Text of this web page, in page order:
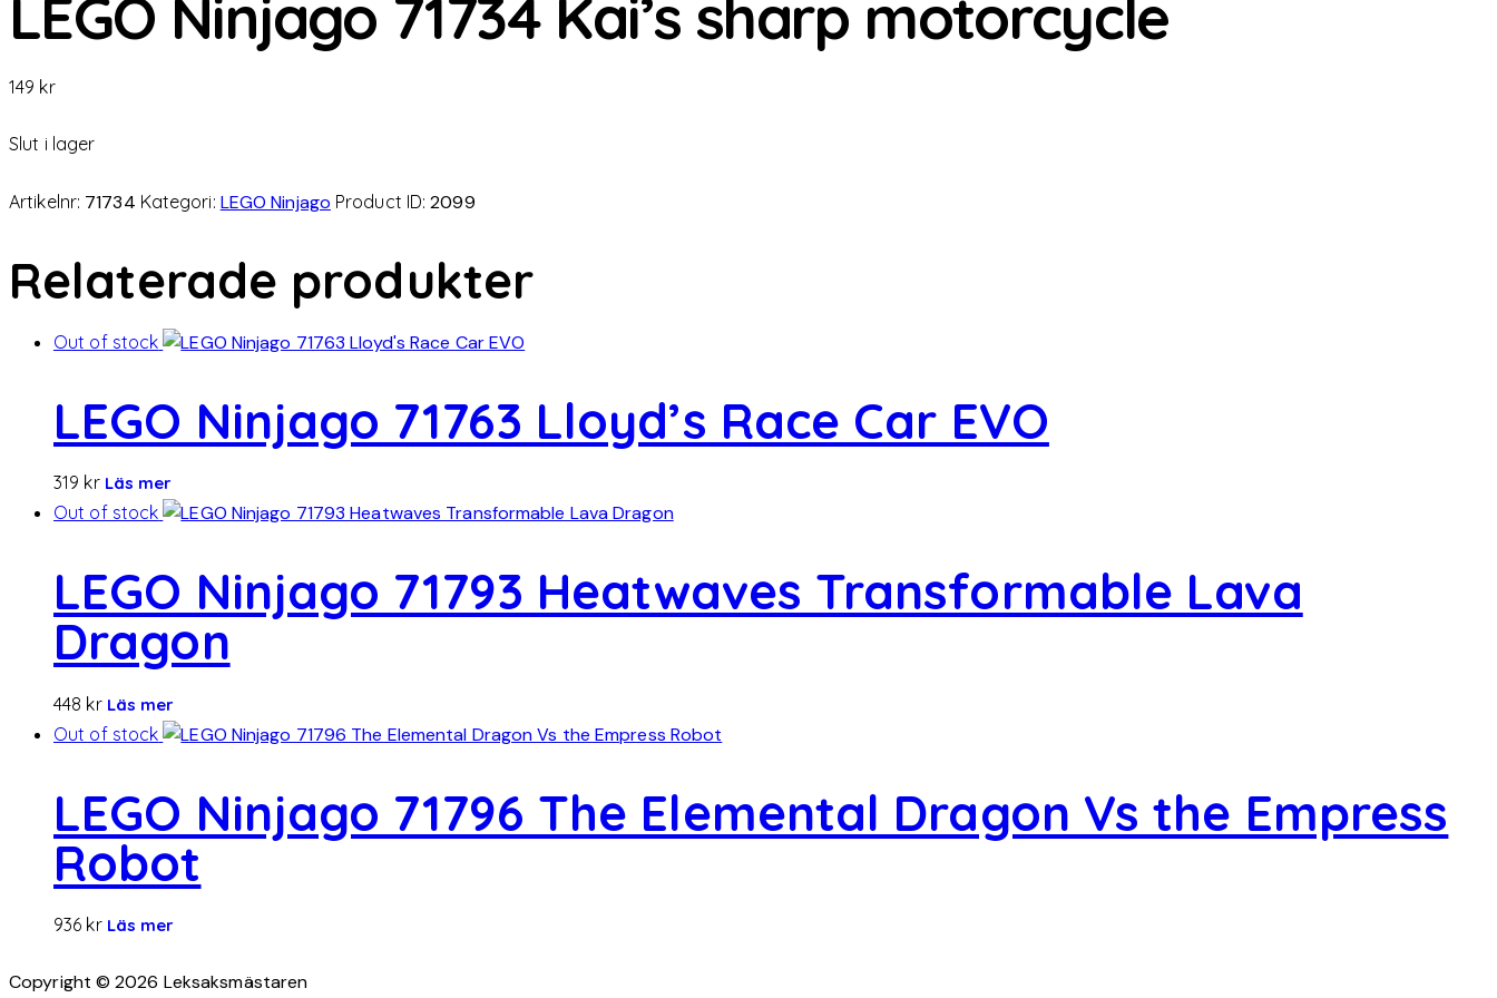
LEGO Ninjago 71734 Kai’s sharp motorcycle
149 kr
Slut i lager
Artikelnr: 71734 Kategori: LEGO Ninjago Product ID:2099
Relaterade produkter
Out of stock
LEGO Ninjago 71763 Lloyd’s Race Car EVO
319 kr Läs mer
Out of stock
LEGO Ninjago 71793 Heatwaves Transformable Lava
Dragon
448 kr Läs mer
Out of stock
LEGO Ninjago 71796 The Elemental Dragon Vs the Empress
Robot
936 kr Läs mer
Copyright © 2026 Leksaksmästaren